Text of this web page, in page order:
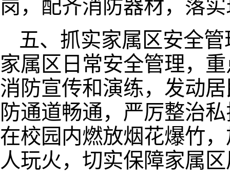
岗，配齐消防器材，落
五、抓实家属区安全
家属区日常安全管理，
消防宣传和演练，发动
防通道畅通，严厉整治
在校园内燃放烟花爆竹
人玩火，切实保障家属